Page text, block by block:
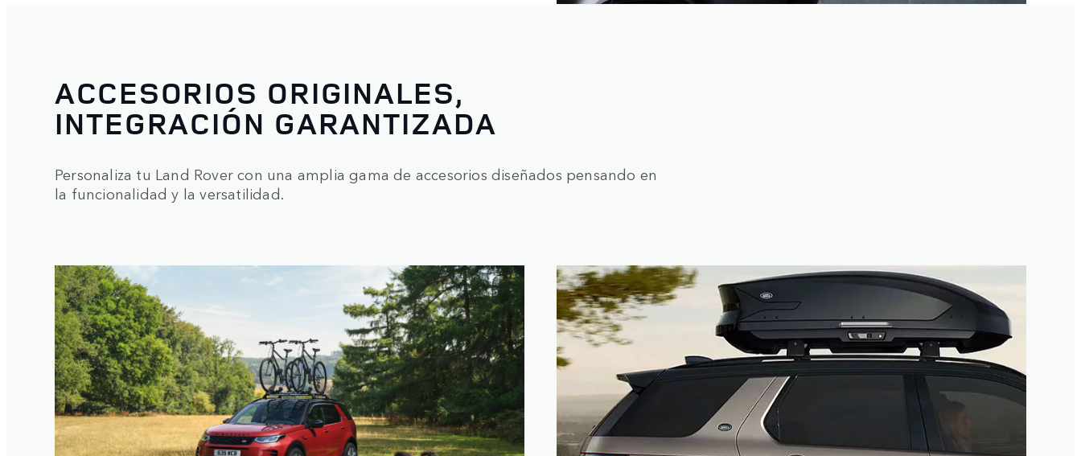
ACCESORIOS ORIGINALES,
INTEGRACIÓN GARANTIZADA
Personaliza tu Land Rover con una amplia gama de accesorios diseñados pensando en
la funcionalidad y la versatilidad.